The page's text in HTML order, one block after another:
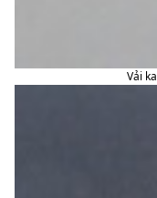
Vải